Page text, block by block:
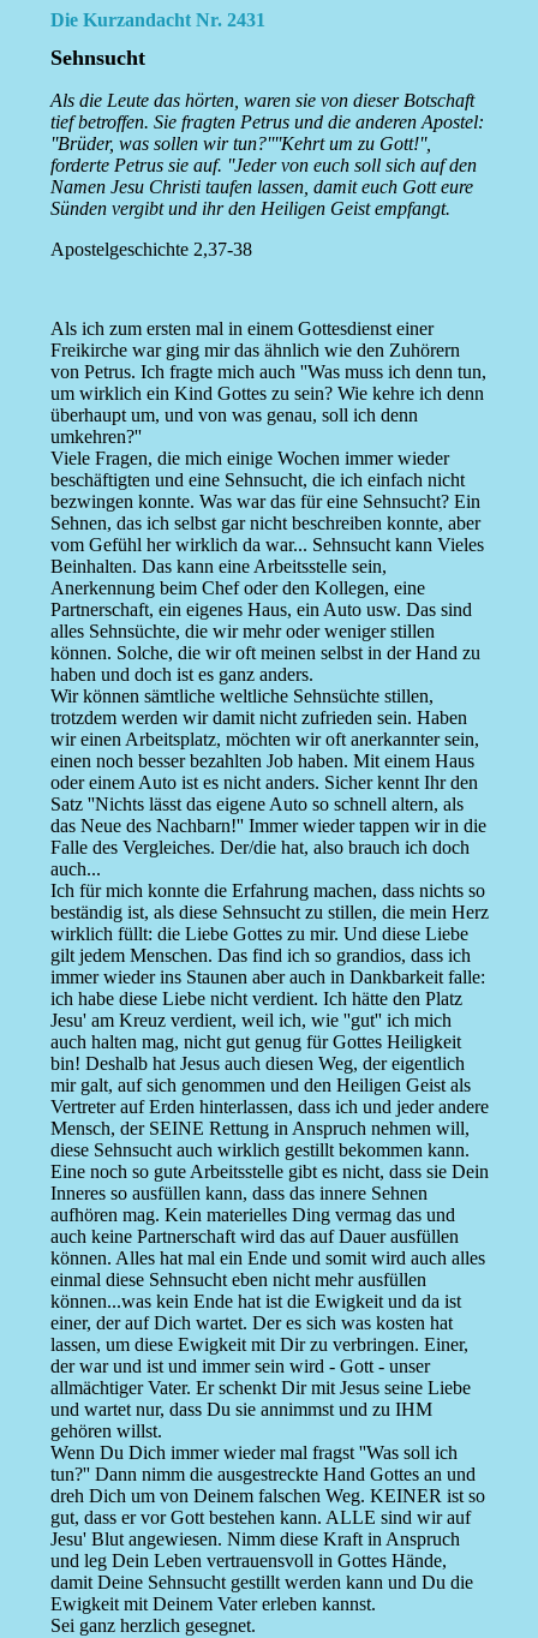
Die Kurzandacht Nr. 2431
Sehnsucht
Als die Leute das hörten, waren sie von dieser Botschaft
tief betroffen. Sie fragten Petrus und die anderen Apostel:
''Brüder, was sollen wir tun?''''Kehrt um zu Gott!'',
forderte Petrus sie auf. ''Jeder von euch soll sich auf den
Namen Jesu Christi taufen lassen, damit euch Gott eure
Sünden vergibt und ihr den Heiligen Geist empfangt.
Apostelgeschichte 2,37-38
Als ich zum ersten mal in einem Gottesdienst einer
Freikirche war ging mir das ähnlich wie den Zuhörern
von Petrus. Ich fragte mich auch ''Was muss ich denn tun,
um wirklich ein Kind Gottes zu sein? Wie kehre ich denn
überhaupt um, und von was genau, soll ich denn
umkehren?''
Viele Fragen, die mich einige Wochen immer wieder
beschäftigten und eine Sehnsucht, die ich einfach nicht
bezwingen konnte. Was war das für eine Sehnsucht? Ein
Sehnen, das ich selbst gar nicht beschreiben konnte, aber
vom Gefühl her wirklich da war... Sehnsucht kann Vieles
Beinhalten. Das kann eine Arbeitsstelle sein,
Anerkennung beim Chef oder den Kollegen, eine
Partnerschaft, ein eigenes Haus, ein Auto usw. Das sind
alles Sehnsüchte, die wir mehr oder weniger stillen
können. Solche, die wir oft meinen selbst in der Hand zu
haben und doch ist es ganz anders.
Wir können sämtliche weltliche Sehnsüchte stillen,
trotzdem werden wir damit nicht zufrieden sein. Haben
wir einen Arbeitsplatz, möchten wir oft anerkannter sein,
einen noch besser bezahlten Job haben. Mit einem Haus
oder einem Auto ist es nicht anders. Sicher kennt Ihr den
Satz ''Nichts lässt das eigene Auto so schnell altern, als
das Neue des Nachbarn!'' Immer wieder tappen wir in die
Falle des Vergleiches. Der/die hat, also brauch ich doch
auch...
Ich für mich konnte die Erfahrung machen, dass nichts so
beständig ist, als diese Sehnsucht zu stillen, die mein Herz
wirklich füllt: die Liebe Gottes zu mir. Und diese Liebe
gilt jedem Menschen. Das find ich so grandios, dass ich
immer wieder ins Staunen aber auch in Dankbarkeit falle:
ich habe diese Liebe nicht verdient. Ich hätte den Platz
Jesu' am Kreuz verdient, weil ich, wie ''gut'' ich mich
auch halten mag, nicht gut genug für Gottes Heiligkeit
bin! Deshalb hat Jesus auch diesen Weg, der eigentlich
mir galt, auf sich genommen und den Heiligen Geist als
Vertreter auf Erden hinterlassen, dass ich und jeder andere
Mensch, der SEINE Rettung in Anspruch nehmen will,
diese Sehnsucht auch wirklich gestillt bekommen kann.
Eine noch so gute Arbeitsstelle gibt es nicht, dass sie Dein
Inneres so ausfüllen kann, dass das innere Sehnen
aufhören mag. Kein materielles Ding vermag das und
auch keine Partnerschaft wird das auf Dauer ausfüllen
können. Alles hat mal ein Ende und somit wird auch alles
einmal diese Sehnsucht eben nicht mehr ausfüllen
können...was kein Ende hat ist die Ewigkeit und da ist
einer, der auf Dich wartet. Der es sich was kosten hat
lassen, um diese Ewigkeit mit Dir zu verbringen. Einer,
der war und ist und immer sein wird - Gott - unser
allmächtiger Vater. Er schenkt Dir mit Jesus seine Liebe
und wartet nur, dass Du sie annimmst und zu IHM
gehören willst.
Wenn Du Dich immer wieder mal fragst ''Was soll ich
tun?'' Dann nimm die ausgestreckte Hand Gottes an und
dreh Dich um von Deinem falschen Weg. KEINER ist so
gut, dass er vor Gott bestehen kann. ALLE sind wir auf
Jesu' Blut angewiesen. Nimm diese Kraft in Anspruch
und leg Dein Leben vertrauensvoll in Gottes Hände,
damit Deine Sehnsucht gestillt werden kann und Du die
Ewigkeit mit Deinem Vater erleben kannst.
Sei ganz herzlich gesegnet.